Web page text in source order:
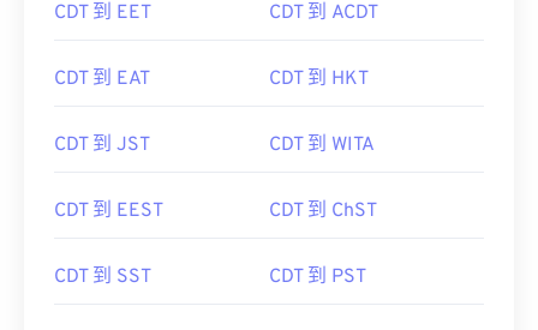
CDT 到 EET CDT 到 ACDT
CDT 到 EAT CDT 到 HKT
CDT 到 JST CDT 到 WITA
CDT 到 EEST CDT 到 ChST
CDT 到 SST CDT 到 PST